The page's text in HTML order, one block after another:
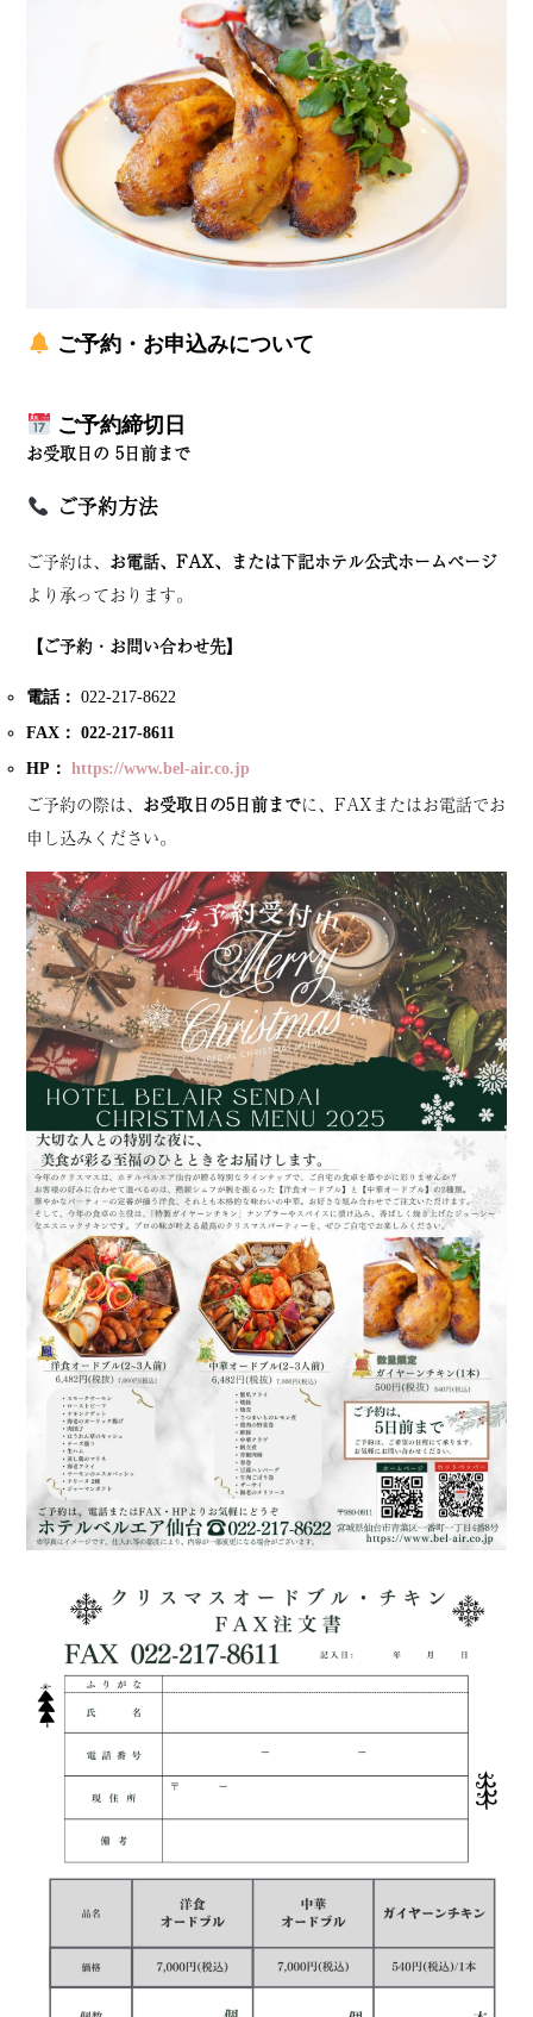
ご予約・お申込みについて
ご予約締切日
お受取日の 5日前まで
ご予約方法
ご予約は、 お電話、FAX、または下記ホテル公式ホームページ
より承っております。
【ご予約・お問い合わせ先】
電話： 022-217-8622
FAX：
022-217-8611
HP：
https://www.bel-air.co.jp
ご予約の際は、 お受取日の5日前までに、FAXまたはお電話でお
申し込みください。